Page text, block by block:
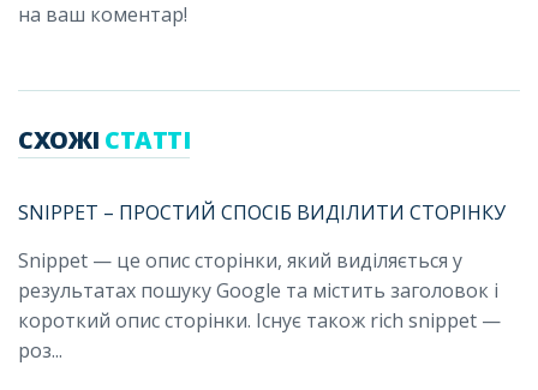
на ваш коментар!
СХОЖІ СТАТТІ
SNIPPET – ПРОСТИЙ СПОСІБ ВИДІЛИТИ СТОРІНКУ
Snippet — це опис сторінки, який виділяється у
результатах пошуку Google та містить заголовок і
короткий опис сторінки. Існує також rich snippet —
роз...